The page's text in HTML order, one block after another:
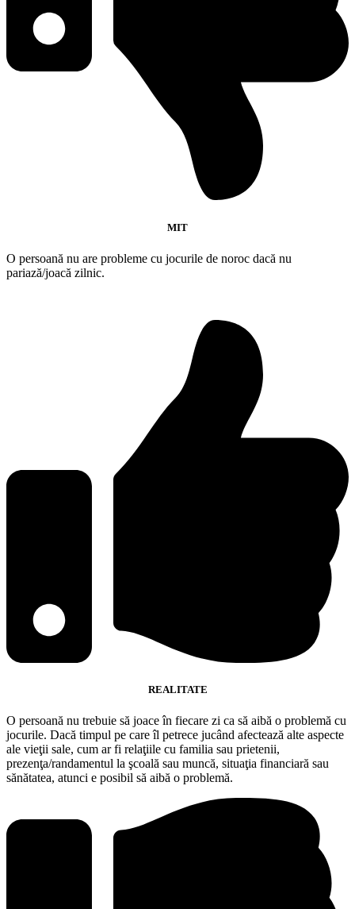
MIT
O persoană nu are probleme cu jocurile de noroc dacă nu
pariază/joacă zilnic.
REALITATE
O persoană nu trebuie să joace în fiecare zi ca să aibă o problemă cu
jocurile. Dacă timpul pe care îl petrece jucând afectează alte aspecte
ale vieţii sale, cum ar fi relaţiile cu familia sau prietenii,
prezenţa/randamentul la şcoală sau muncă, situaţia financiară sau
sănătatea, atunci e posibil să aibă o problemă.